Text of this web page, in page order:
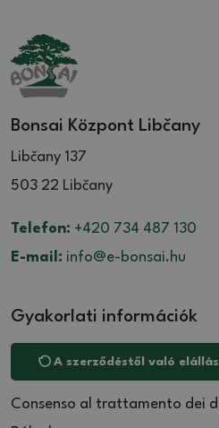
Bonsai Központ Libčany
Libčany 137
503 22 Libčany
Telefon: +420 734 487 130
E-mail: info@e-bonsai.hu
Gyakorlati információk
A szerződéstől való elállás
Consenso al trattamento dei